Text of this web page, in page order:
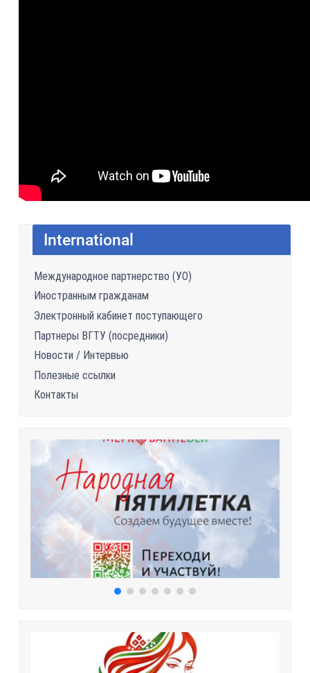
International
Международное партнерство (УО)
Иностранным гражданам
Электронный кабинет поступающего
Партнеры ВГТУ (посредники)
Новости / Интервью
Полезные ссылки
Контакты